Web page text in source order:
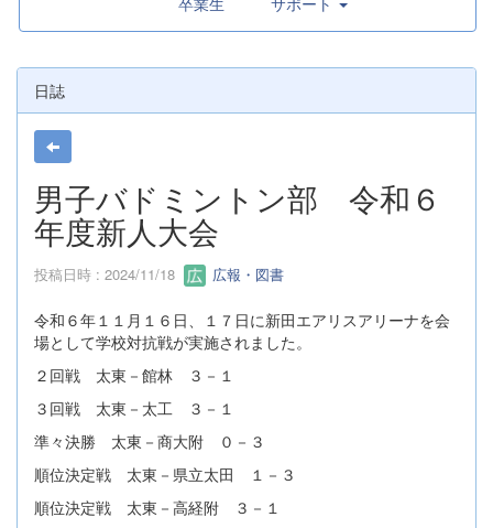
日誌
男子バドミントン部 令和６
年度新人大会
投稿日時 : 2024/11/18 広報・図書
令和６年１１月１６日、１７日に新田エアリスアリーナを会
場として学校対抗戦が実施されました。
２回戦 太東－館林 ３－１
３回戦 太東－太工 ３－１
準々決勝 太東－商大附 ０－３
順位決定戦 太東－県立太田 １－３
順位決定戦 太東－高経附 ３－１